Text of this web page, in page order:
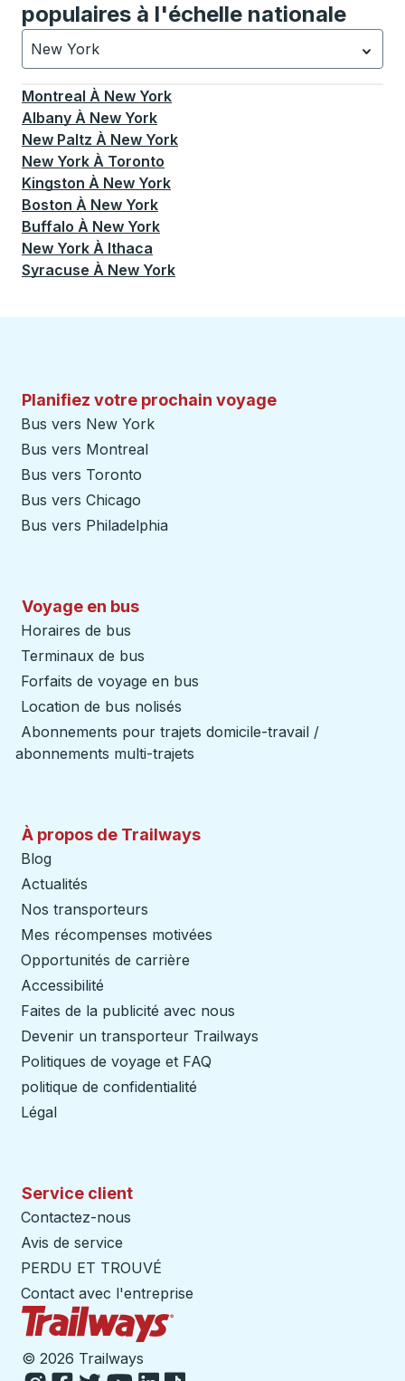
populaires à l'échelle nationale
New York
Actuellement sélectionné: New York.La sélection est
Montreal À New York
Albany À New York
New Paltz À New York
New York À Toronto
Kingston À New York
Boston À New York
Buffalo À New York
New York À Ithaca
Syracuse À New York
Planifiez votre prochain voyage
Bus vers New York
Bus vers Montreal
Bus vers Toronto
Bus vers Chicago
Bus vers Philadelphia
Voyage en bus
Horaires de bus
Terminaux de bus
Forfaits de voyage en bus
Location de bus nolisés
Abonnements pour trajets domicile-travail /
abonnements multi-trajets
À propos de Trailways
Blog
Actualités
Nos transporteurs
Mes récompenses motivées
Opportunités de carrière
Accessibilité
Faites de la publicité avec nous
Devenir un transporteur Trailways
Politiques de voyage et FAQ
politique de confidentialité
Légal
Service client
Contactez-nous
Avis de service
PERDU ET TROUVÉ
Contact avec l'entreprise
© 2026 Trailways